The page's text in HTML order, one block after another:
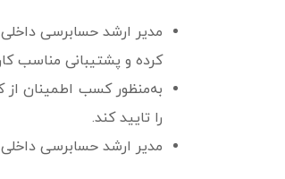
مدیر ارشد حسابرسی
کرده و پشتیبانی مناسب
به­‌منظور کسب اطمینان از
را تایید کند.
مدیر ارشد حسابرسی